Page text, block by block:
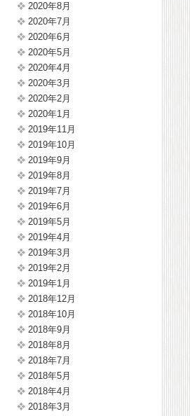
2020年8月
2020年7月
2020年6月
2020年5月
2020年4月
2020年3月
2020年2月
2020年1月
2019年11月
2019年10月
2019年9月
2019年8月
2019年7月
2019年6月
2019年5月
2019年4月
2019年3月
2019年2月
2019年1月
2018年12月
2018年10月
2018年9月
2018年8月
2018年7月
2018年5月
2018年4月
2018年3月